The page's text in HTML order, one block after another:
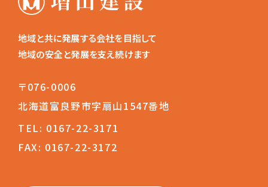
地域と共に発展する会社を目指して
地域の安全と発展を支え続けます
〒076-0006
北海道富良野市字扇山1547番地
TEL: 0167-22-3171
FAX: 0167-22-3172